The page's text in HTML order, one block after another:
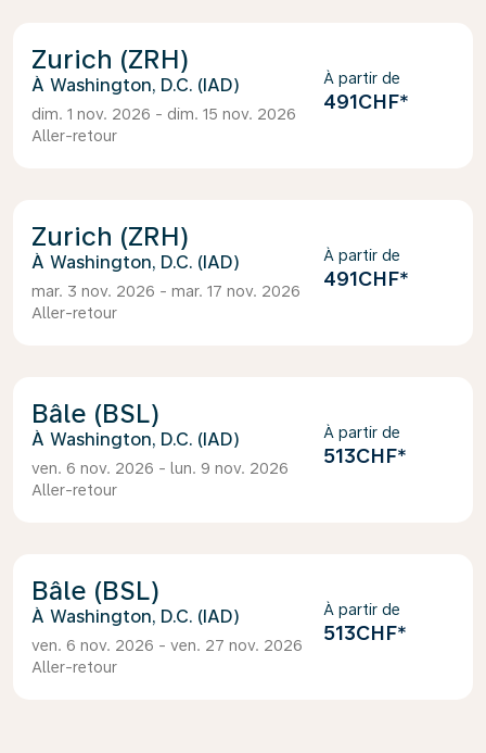
Zurich (ZRH)
Washington, D.C. (IAD)
dim. 1 nov. 2026 - dim. 15 nov. 2026
Aller-retour
À partir de
491CHF*
Zurich (ZRH)
Washington, D.C. (IAD)
mar. 3 nov. 2026 - mar. 17 nov. 2026
Aller-retour
À partir de
491CHF*
Bâle (BSL)
Washington, D.C. (IAD)
ven. 6 nov. 2026 - lun. 9 nov. 2026
Aller-retour
À partir de
513CHF*
Bâle (BSL)
Washington, D.C. (IAD)
ven. 6 nov. 2026 - ven. 27 nov. 2026
Aller-retour
À partir de
513CHF*